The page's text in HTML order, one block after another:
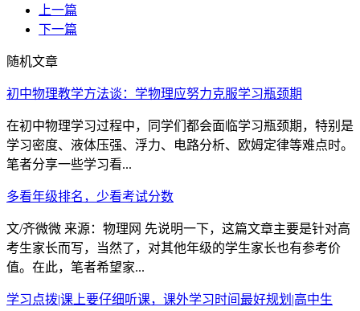
上一篇
下一篇
随机文章
初中物理教学方法谈：学物理应努力克服学习瓶颈期
在初中物理学习过程中，同学们都会面临学习瓶颈期，特别是
学习密度、液体压强、浮力、电路分析、欧姆定律等难点时。
笔者分享一些学习看...
多看年级排名，少看考试分数
文/齐微微 来源：物理网 先说明一下，这篇文章主要是针对高
考生家长而写，当然了，对其他年级的学生家长也有参考价
值。在此，笔者希望家...
学习点拨|课上要仔细听课，课外学习时间最好规划|高中生